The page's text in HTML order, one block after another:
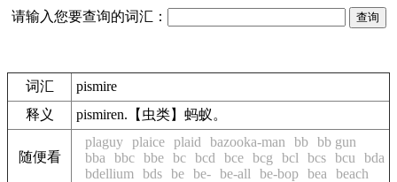
请输入您要查询的词汇：
词汇
pismire
释义
pismiren.【虫类】蚂蚁。
随便看
plaguy plaice plaid bazooka-man bb bb gun
bba
bbc bbe bc bcd bce bcg bcl bcs bcu
bda
bdellium
bds be be- be-all be-bop bea beach